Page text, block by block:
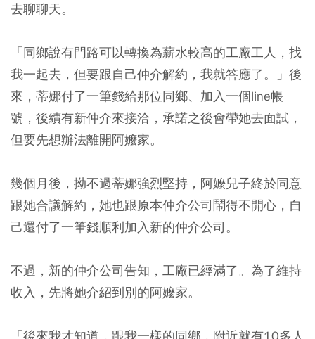
去聊聊天。
「同鄉說有門路可以轉換為薪水較高的工廠工人，找
我一起去，但要跟自己仲介解約，我就答應了。」後
來，蒂娜付了一筆錢給那位同鄉、加入一個line帳
號，後續有新仲介來接洽，承諾之後會帶她去面試，
但要先想辦法離開阿嬤家。
幾個月後，拗不過蒂娜強烈堅持，阿嬤兒子終於同意
跟她合議解約，她也跟原本仲介公司鬧得不開心，自
己還付了一筆錢順利加入新的仲介公司。
不過，新的仲介公司告知，工廠已經滿了。為了維持
收入，先將她介紹到別的阿嬤家。